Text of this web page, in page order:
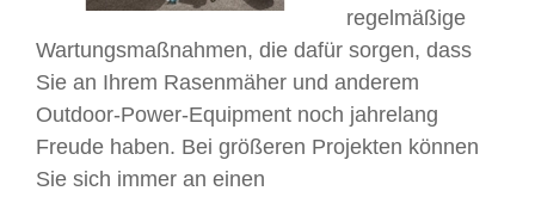
regelmäßige
Wartungsmaßnahmen, die dafür sorgen, dass
Sie an Ihrem Rasenmäher und anderem
Outdoor-Power-Equipment noch jahrelang
Freude haben. Bei größeren Projekten können
Sie sich immer an einen